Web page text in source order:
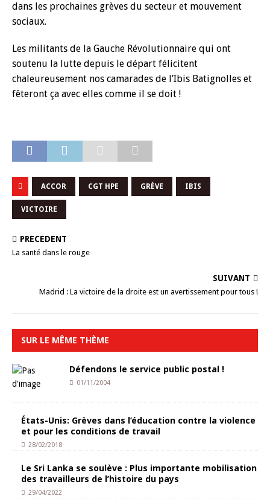
dans les prochaines grèves du secteur et mouvement
sociaux.
Les militants de la Gauche Révolutionnaire qui ont
soutenu la lutte depuis le départ félicitent
chaleureusement nos camarades de l’Ibis Batignolles et
fêteront ça avec elles comme il se doit !
ACCOR CGT HPE GRÈVE IBIS
VICTOIRE
PRÉCÉDENT
La santé dans le rouge
SUIVANT
Madrid : La victoire de la droite est un avertissement pour tous !
SUR LE MÊME THÈME
Défendons le service public postal !
01/11/2004
États-Unis: Grèves dans l’éducation contre la violence
et pour les conditions de travail
28/02/2018
Le Sri Lanka se soulève : Plus importante mobilisation
des travailleurs de l’histoire du pays
29/04/2022